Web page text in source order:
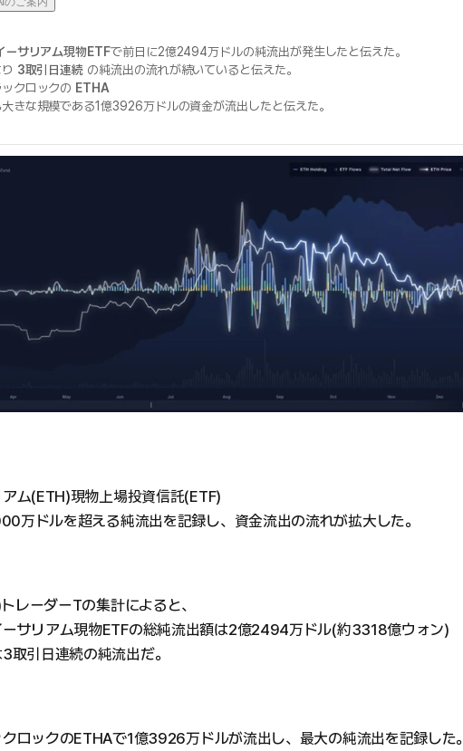
ーサリアム現物ETFで前日に2億2494万ドルの純流出が発生したと伝えた。
3取引日連続 の純流出の流れが続いていると伝えた。
クロックの ETHA
きな規模である1億3926万ドルの資金が流出したと伝えた。
ム(ETH)現物上場投資信託(ETF)
万ドルを超える純流出を記録し、資金流出の流れが拡大した。
レーダーTの集計によると、
ーサリアム現物ETFの総純流出額は2億2494万ドル(約3318億ウォン)
取引日連続の純流出だ。
ロックのETHAで1億3926万ドルが流出し、最大の純流出を記録した。